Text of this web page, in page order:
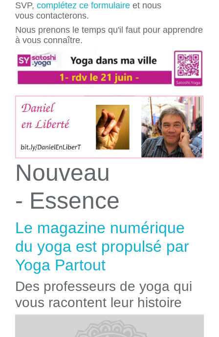
SVP, complétez ce formulaire et nous
vous contacterons.
Nous prenons le temps qu'il faut pour apprendre
à vous connaître.
Nouveau
- Essence
Le magazine numérique
du yoga est propulsé par
Yoga Partout
Des professeurs de yoga qui
vous racontent leur histoire